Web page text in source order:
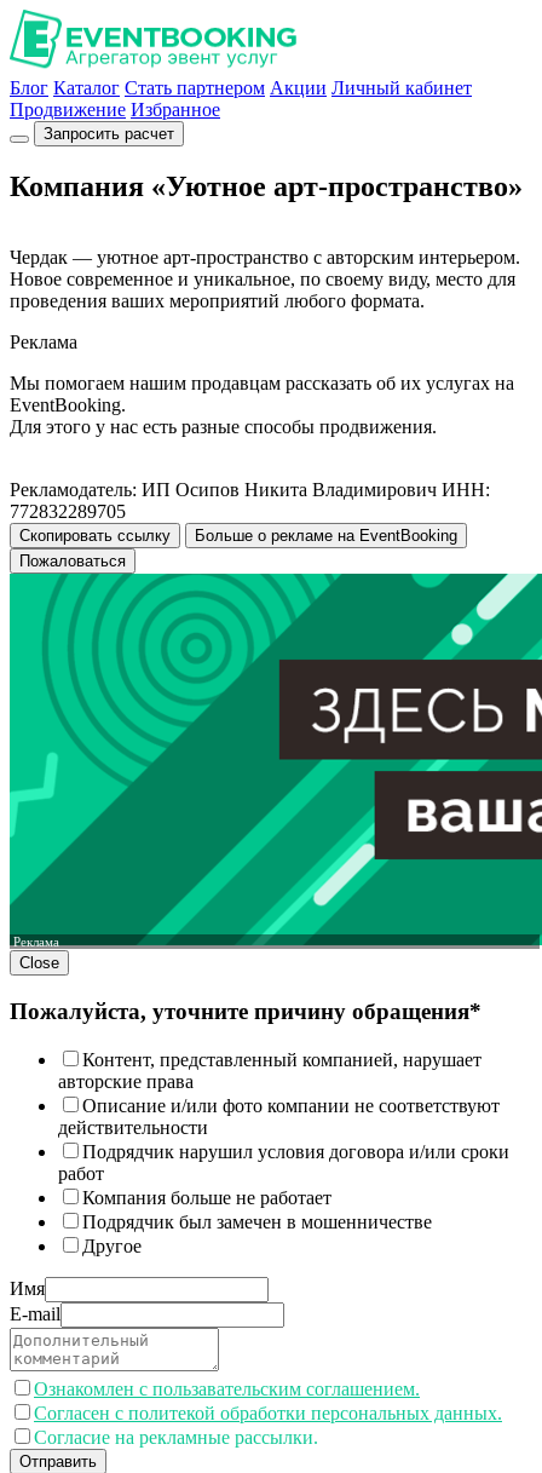
Блог Каталог Стать партнером Акции Личный кабинет
Продвижение Избранное
Запросить расчет
Компания «Уютное арт-пространство»
Чердак — уютное арт-пространство с авторским интерьером.
Новое современное и уникальное, по своему виду, место для
проведения ваших мероприятий любого формата.
Реклама
Мы помогаем нашим продавцам рассказать об их услугах на
EventBooking.
Для этого у нас есть разные способы продвижения.
Рекламодатель: ИП Осипов Никита Владимирович ИНН:
772832289705
Скопировать ссылку
Больше о рекламе на EventBooking
Пожаловаться
Реклама
Close
Пожалуйста, уточните причину обращения*
Контент, представленный компанией, нарушает
авторские права
Описание и/или фото компании не соответствуют
действительности
Подрядчик нарушил условия договора и/или сроки
работ
Компания больше не работает
Подрядчик был замечен в мошенничестве
Другое
Имя
E-mail
Ознакомлен с пользавательским соглашением.
Согласен с политекой обработки персональных данных.
Согласие на рекламные рассылки.
Отправить